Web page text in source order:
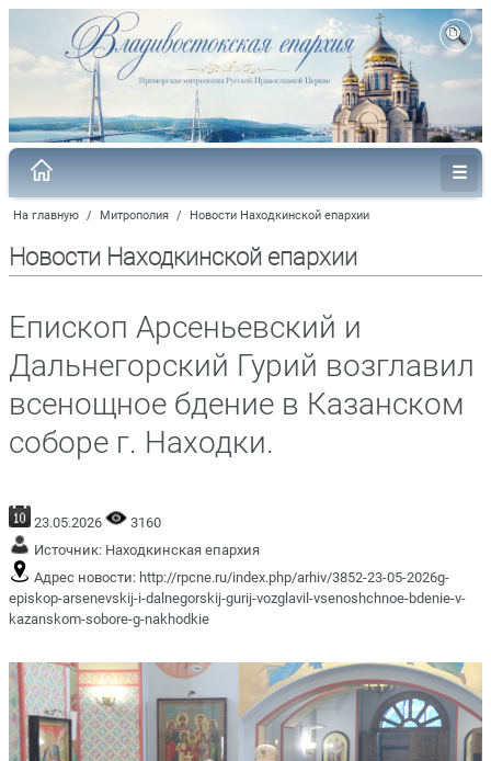
На главную / Митрополия / Новости Находкинской епархии
Новости Находкинской епархии
Епископ Арсеньевский и
Дальнегорский Гурий возглавил
всенощное бдение в Казанском
соборе г. Находки.
23.05.2026
3160
Источник: Находкинская епархия
Адрес новости: http://rpcne.ru/index.php/arhiv/3852-23-05-2026g-
episkop-arsenevskij-i-dalnegorskij-gurij-vozglavil-vsenoshchnoe-bdenie-v-
kazanskom-sobore-g-nakhodkie